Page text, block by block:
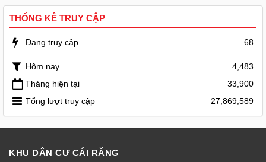
THỐNG KÊ TRUY CẬP
Đang truy cập 68
Hôm nay
4,483
Tháng hiện tại
33,900
Tổng lượt truy cập
27,869,589
KHU DÂN CƯ CÁI RĂNG